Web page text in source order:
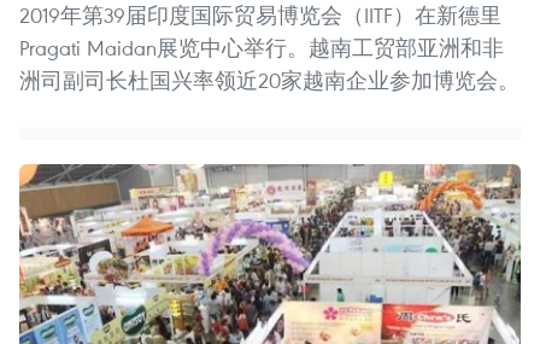
2019年第39届印度国际贸易博览会（IITF）在新德里
Pragati Maidan展览中心举行。越南工贸部亚洲和非
洲司副司长杜国兴率领近20家越南企业参加博览会。